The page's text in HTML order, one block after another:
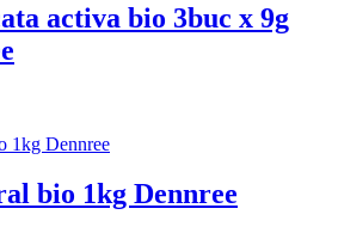
activa bio 3buc x 9g
bio 1kg Dennree